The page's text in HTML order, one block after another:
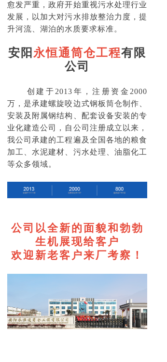
愈发严重，政府开始重视污水处理行业
发展，以加大对污水排放整治力度，提
升河流、湖泊的水质要求标准。
安阳 永恒通筒仓工程有限
公司
创建于2013年，注册资金2000
万，是承建螺旋咬边式钢板筒仓制作、
安装及附属钢结构、配套设备安装的专
业化建造公司，自公司注册成立以来，
我公司承建的工程遍及全国各地的粮食
加工、水泥建材、污水处理、油脂化工
等众多领域。
公司以全新的面貌和勃勃
生机展现给客户
欢迎新老客户来厂考察！